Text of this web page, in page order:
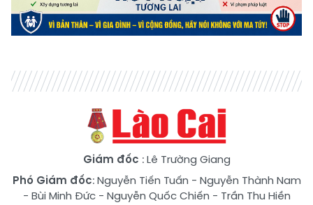
Giám đốc : Lê Trường Giang
Phó Giám đốc:Nguyễn Tiến Tuấn - Nguyễn Thành Nam
- Bùi Minh Đức- Nguyễn Quốc Chiến - Trần Thu Hiền